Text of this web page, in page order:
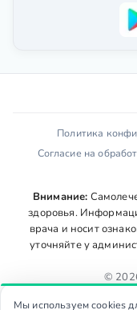
Политика
Согласие на
Внимание:
здоровья.
врача и носит
уточняйте у
©
Мы используем cookies